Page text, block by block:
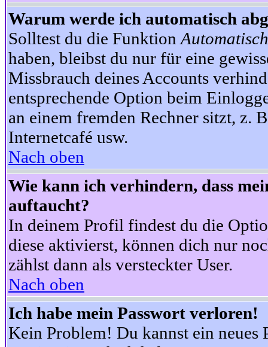
Warum werde ich automatisch
Solltest du die Funktion
haben, bleibst du nur für eine
Missbrauch deines Accounts
entsprechende Option beim
an einem fremden Rechner sitzt, z.
Internetcafé usw.
Nach oben
Wie kann ich verhindern, dass
auftaucht?
In deinem Profil findest du die
diese aktivierst, können dich nur
zählst dann als versteckter User.
Nach oben
Ich habe mein Passwort verloren!
Kein Problem! Du kannst ein neues